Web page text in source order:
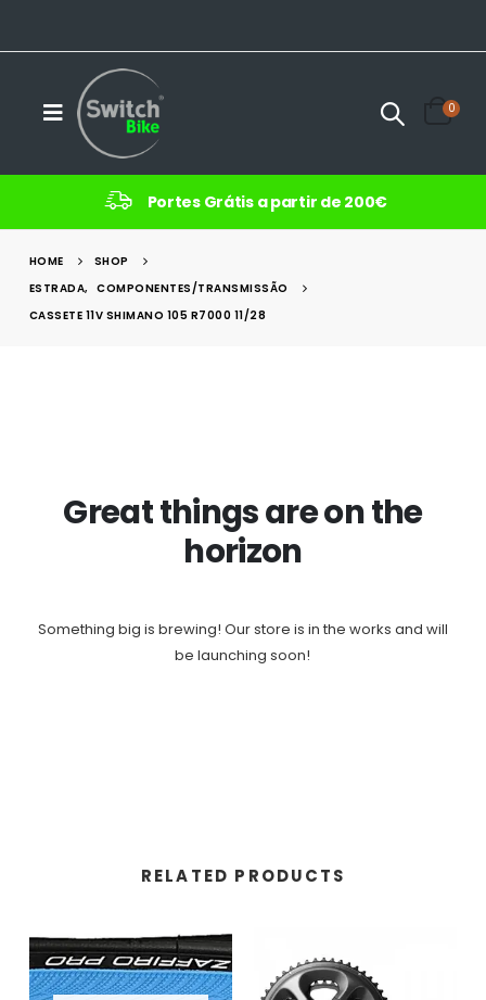
0
Portes Grátis a partir de 200€
HOME
SHOP
ESTRADA,
COMPONENTES/TRANSMISSÃO
CASSETE 11V SHIMANO 105 R7000 11/28
Great things are on the
horizon
Something big is brewing! Our store is in the works and will
be launching soon!
RELATED PRODUCTS